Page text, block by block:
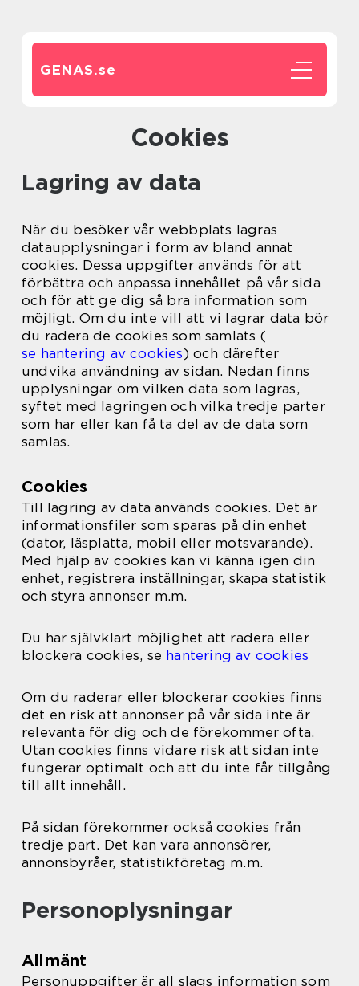
GENAS.se
Cookies
Lagring av data
När du besöker vår webbplats lagras
dataupplysningar i form av bland annat
cookies. Dessa uppgifter används för att
förbättra och anpassa innehållet på vår sida
och för att ge dig så bra information som
möjligt. Om du inte vill att vi lagrar data bör
du radera de cookies som samlats (
se hantering av cookies) och därefter
undvika användning av sidan. Nedan finns
upplysningar om vilken data som lagras,
syftet med lagringen och vilka tredje parter
som har eller kan få ta del av de data som
samlas.
Cookies
Till lagring av data används cookies. Det är
informationsfiler som sparas på din enhet
(dator, läsplatta, mobil eller motsvarande).
Med hjälp av cookies kan vi känna igen din
enhet, registrera inställningar, skapa statistik
och styra annonser m.m.
Du har självklart möjlighet att radera eller
blockera cookies, se hantering av cookies
Om du raderar eller blockerar cookies finns
det en risk att annonser på vår sida inte är
relevanta för dig och de förekommer ofta.
Utan cookies finns vidare risk att sidan inte
fungerar optimalt och att du inte får tillgång
till allt innehåll.
På sidan förekommer också cookies från
tredje part. Det kan vara annonsörer,
annonsbyråer, statistikföretag m.m.
Personoplysningar
Allmänt
Personuppgifter är all slags information som